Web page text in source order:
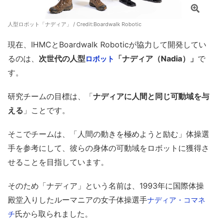
人型ロボット「ナディア」 / Credit:Boardwalk Robotic
現在、IHMCとBoardwalk Roboticが協力して開発してい
るのは、 次世代の人型ロボット 「ナディア（Nadia）」 で
す。
研究チームの目標は、「ナディアに人間と同じ可動域を与
える 」ことです。
そこでチームは、「人間の動きを極めようと励む」体操選
手を参考にして、彼らの身体の可動域をロボットに獲得さ
せることを目指しています。
そのため「ナディア」という名前は、1993年に国際体操
殿堂入りしたルーマニアの女子体操選手ナディア・コマネ
チ氏から取られました。